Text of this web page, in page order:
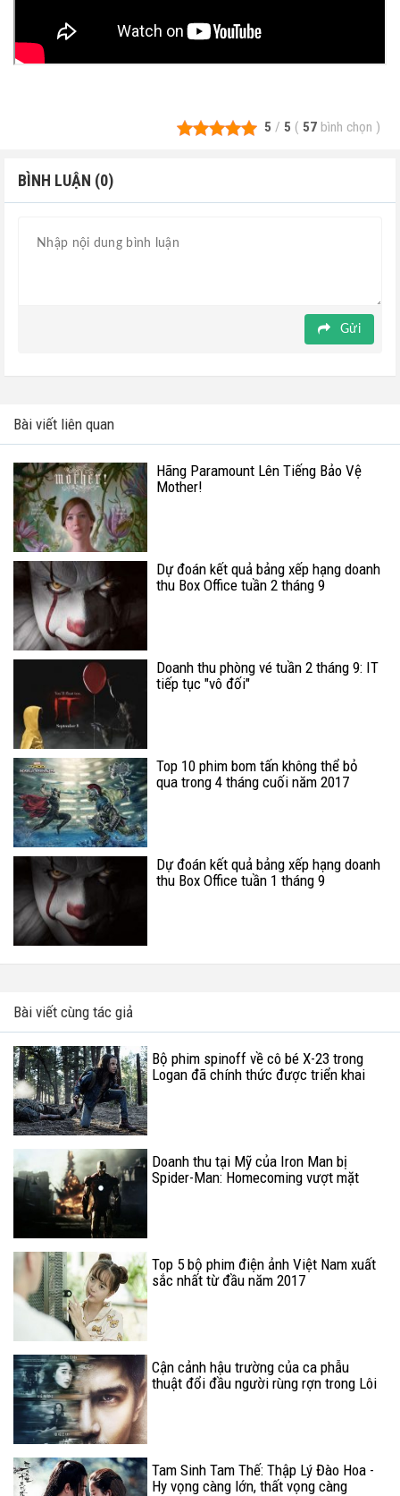
5 / 5 ( 57 bình chọn )
BÌNH LUẬN (0)
Gửi
Bài viết liên quan
Hãng Paramount Lên Tiếng Bảo Vệ
Mother!
Dự đoán kết quả bảng xếp hạng doanh
thu Box Office tuần 2 tháng 9
Doanh thu phòng vé tuần 2 tháng 9: IT
tiếp tục "vô đối"
Top 10 phim bom tấn không thể bỏ
qua trong 4 tháng cuối năm 2017
Dự đoán kết quả bảng xếp hạng doanh
thu Box Office tuần 1 tháng 9
Bài viết cùng tác giả
Bộ phim spinoff về cô bé X-23 trong
Logan đã chính thức được triển khai
Doanh thu tại Mỹ của Iron Man bị
Spider-Man: Homecoming vượt mặt
Top 5 bộ phim điện ảnh Việt Nam xuất
sắc nhất từ đầu năm 2017
Cận cảnh hậu trường của ca phẫu
thuật đổi đầu người rùng rợn trong Lôi
Tam Sinh Tam Thế: Thập Lý Đào Hoa -
Hy vọng càng lớn, thất vọng càng